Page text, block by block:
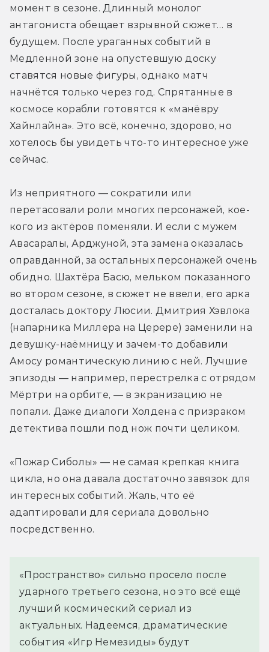
момент в сезоне. Длинный монолог
антагониста обещает взрывной сюжет… в
будущем. После ураганных событий в
Медленной зоне на опустевшую доску
ставятся новые фигуры, однако матч
начнётся только через год. Спрятанные в
космосе корабли готовятся к «манёвру
Хайнлайна». Это всё, конечно, здорово, но
хотелось бы увидеть что-то интересное уже
сейчас.
Из неприятного — сократили или
перетасовали роли многих персонажей, кое-
кого из актёров поменяли. И если с мужем
Авасаралы, Арджуной, эта замена оказалась
оправданной, за остальных персонажей очень
обидно. Шахтёра Басю, мельком показанного
во втором сезоне, в сюжет не ввели, его арка
досталась доктору Люсии. Дмитрия Хэвлока
(напарника Миллера на Церере) заменили на
девушку-наёмницу и зачем-то добавили
Амосу романтическую линию с ней. Лучшие
эпизоды — например, перестрелка с отрядом
Мёртри на орбите, — в экранизацию не
попали. Даже диалоги Холдена с призраком
детектива пошли под нож почти целиком.
«Пожар Сиболы» — не самая крепкая книга
цикла, но она давала достаточно завязок для
интересных событий. Жаль, что её
адаптировали для сериала довольно
посредственно.
«Пространство» сильно просело после
ударного третьего сезона, но это всё ещё
лучший космический сериал из
актуальных. Надеемся, драматические
события «Игр Немезиды» будут